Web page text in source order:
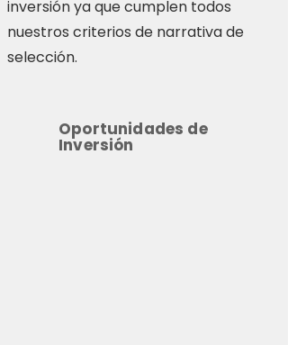
inversión ya que cumplen todos
nuestros criterios de narrativa de
selección.
Oportunidades de
Inversión